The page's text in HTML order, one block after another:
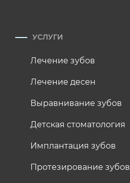
УСЛУГИ
Лечение зубов
Лечение десен
Выравнивание зубов
Детская стоматология
Имплантация зубов
Протезирование зубов